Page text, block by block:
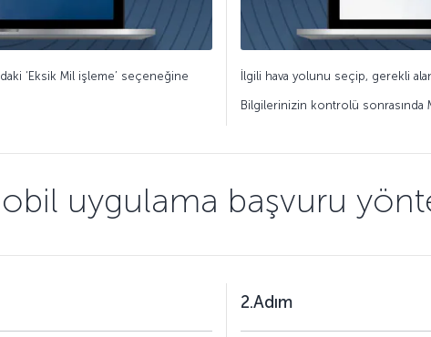
‘Eksik Mil işleme’ seçeneğine
İlgili hava yolunu seçip, gerekli
Bilgilerinizin kontrolü sonrasında
uygulama başvuru
2.Adım